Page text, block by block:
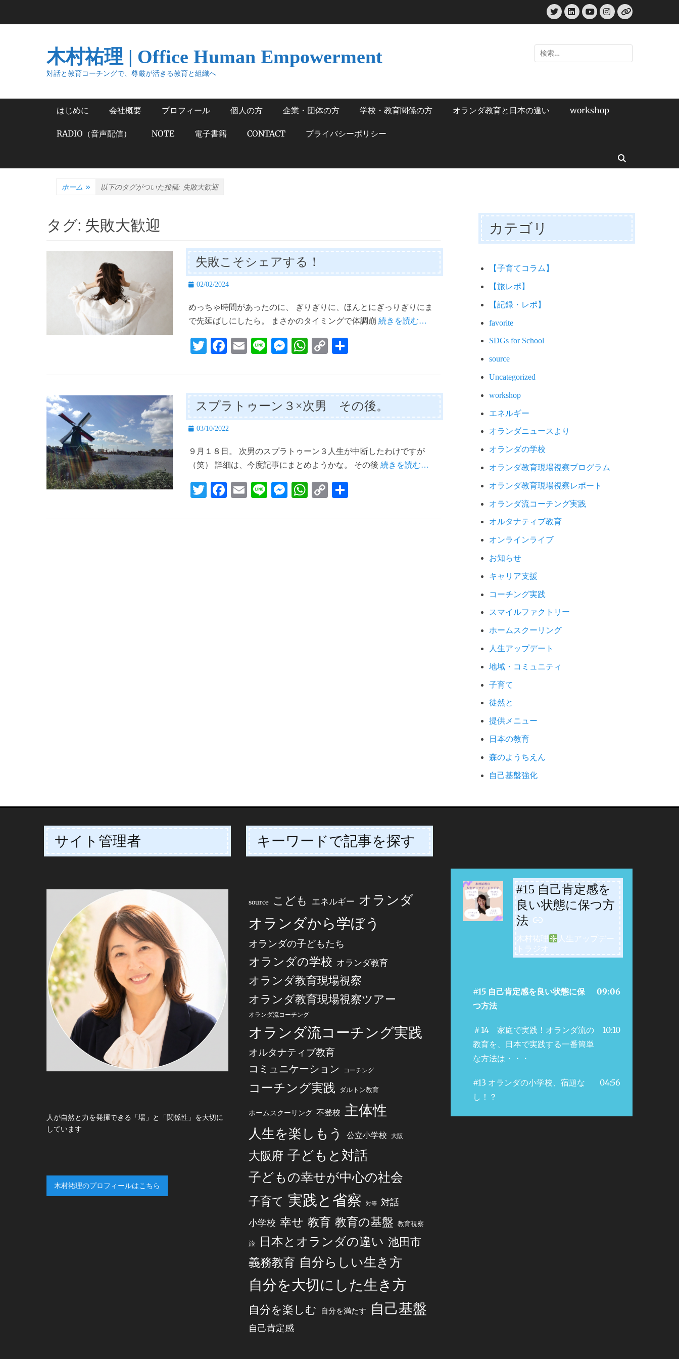
キ
TwitterLinkedIn
YouTube
Instagram
リ
ン
木村祐理 | Office Human Empowerment
対話と教育コーチングで、尊厳が活きる教育と組織へ
検
索:
メインメニュー
はじめに 会社概要 プロフィール 個人の方 企業・団体の方 学校・教育関係の方 オランダ教育と日本の違い workshop
RADIO（音声配信） NOTE 電子書籍 CONTACT プライバシーポリシー
ホーム » 以下のタグがついた投稿: 失敗大歓迎
タグ: 失敗大歓迎
失敗こそシェアする！
投
日
02/02/2024
めっちゃ時間があったのに、 ぎりぎりに、ほんとにぎっりぎりにま
で先延ばしにしたら。 まさかのタイミングで体調崩 続きを読む…
T
r
Fa
ok
E Li M
ng
er
W
A
pp
C
Li
nk
共
スプラトゥーン３×次男 その後。
投
日
03/10/2022
９月１８日。 次男のスプラトゥーン３人生が中断したわけですが
（笑） 詳細は、今度記事にまとめようかな。 その後 続きを読む…
T
Fa E
Li
M
W
C
カテゴリ
【子育てコラム】
【旅レポ】
【記録・レポ】
favorite
SDGs for School
source
Uncategorized
workshop
エネルギー
オランダニュースより
オランダの学校
オランダ教育現場視察プログラム
オランダ教育現場視察レポート
オランダ流コーチング実践
オルタナティブ教育
オンラインライブ
お知らせ
キャリア支援
コーチング実践
スマイルファクトリー
ホームスクーリング
人生アップデート
地域・コミュニティ
子育て
徒然と
提供メニュー
日本の教育
森のようちえん
自己基盤強化
サイト管理者
人が自然と力を発揮できる「場」と「関係性」を大切に
しています
木村祐理のプロフィールはこちら
キーワードで記事を探す
source こども エネルギー オランダ
オランダから学ぼう
オランダの子どもたち
オランダの学校 オランダ教育
オランダ教育現場視察
オランダ教育現場視察ツアー
オランダ流コーチング
オランダ流コーチング実践
オルタナティブ教育
コミュニケーション コーチング
コーチング実践 ダルトン教育
ホームスクーリング 不登校 主体性
人生を楽しもう 公立小学校 大阪
大阪府 子どもと対話
子どもの幸せが中心の社会
子育て 実践と省察 対等 対話
小学校 幸せ 教育 教育の基盤 教育視察
旅 日本とオランダの違い 池田市
義務教育 自分らしい生き方
自分を大切にした生き方
自分を楽しむ 自分を満たす 自己基盤
自己肯定感
#15 自己肯定感を
良い状態に保つ方
法
-
木村祐理
人生アップデー
トラジオ
#15 自己肯定感を良い状態に保
つ方法
09:06
＃14 家庭で実践！オランダ流の
教育を、日本で実践する一番簡単
な方法は・・・
10:10
#13 オランダの小学校、宿題な
し！？
04:56